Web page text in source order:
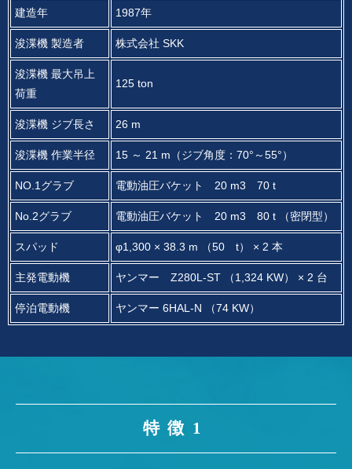
建造年 1987年
浚渫機 製造者 株式会社 SKK
浚渫機 最大吊上
荷重
125 ton
浚渫機 ジブ長さ 26 m
浚渫機 作業半径 15 ～ 21 m（ジブ角度：70°～55°）
NO.1グラブ 電動油圧バケット 20 m3 70 t
No.2グラブ 電動油圧バケット 20 m3 80 t （密閉型）
スパッド φ1,300 × 38.3 m （50 t） × 2 本
主発電動機 ヤンマー Z280L-ST （1,324 KW） × 2 台
停泊電動機 ヤンマー 6HAL-N （74 KW）
特徴1